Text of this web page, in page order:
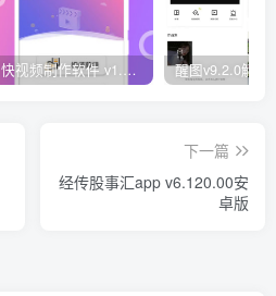
快视频制作软件 v1.1.1安卓版
下一篇
经传股事汇app v6.120.00安
卓版